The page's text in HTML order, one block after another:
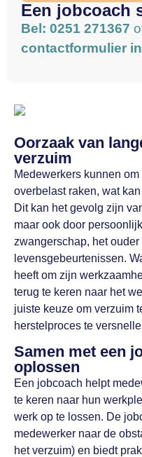
Een jobcoach
Bel: 0251 271367
contactformulier
Oorzaak van
verzuim
Medewerkers kunnen
overbelast raken, wat
Dit kan het gevolg zijn
maar ook door
zwangerschap, het
levensgebeurtenissen.
heeft om zijn
terug te keren naar het
juiste keuze om verzuim
herstelproces te
Samen met een
oplossen
Een jobcoach helpt
te keren naar hun
werk op te lossen. De
medewerker naar de
het verzuim) en biedt